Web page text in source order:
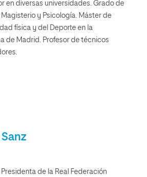
en diversas universidades. Grado de
y Psicología. Máster de
física y del Deporte en la
de Madrid. Profesor de técnicos
Presidenta de la Real Federación